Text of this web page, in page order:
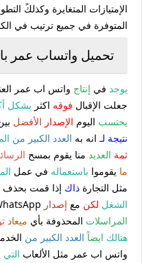
الإمتيازات المتغايرة وكذلكً
المتوفرة في جميع ترتيب في
تحميل واتساب عمر
يوجد في إنتاج واتس اب عمر
جعلت الإقبال فوقه اكثر بشكل
يحتسب اليوم الإصدار الأفضل
نتيجة لـانه به العدد الكبير من
ثمة العديد منا يقوم بمسح
ما يقوموا باستعماله في عمل
مثل التجارة ذاك إذا قمت بحذف
الشغل لكن مع إصدار
المراسلات المحذوفة بأي ميعاد
هنالك ايضاً العدد الكبير من
واتس اب عمر مثل الألعاب التي